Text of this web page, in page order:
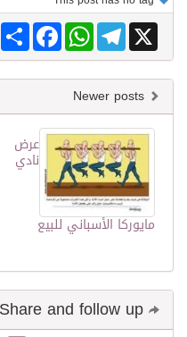
Share
FacebookWhatsAppTelegram X
عرض
نادي
مايوركا الأسباني للبيع